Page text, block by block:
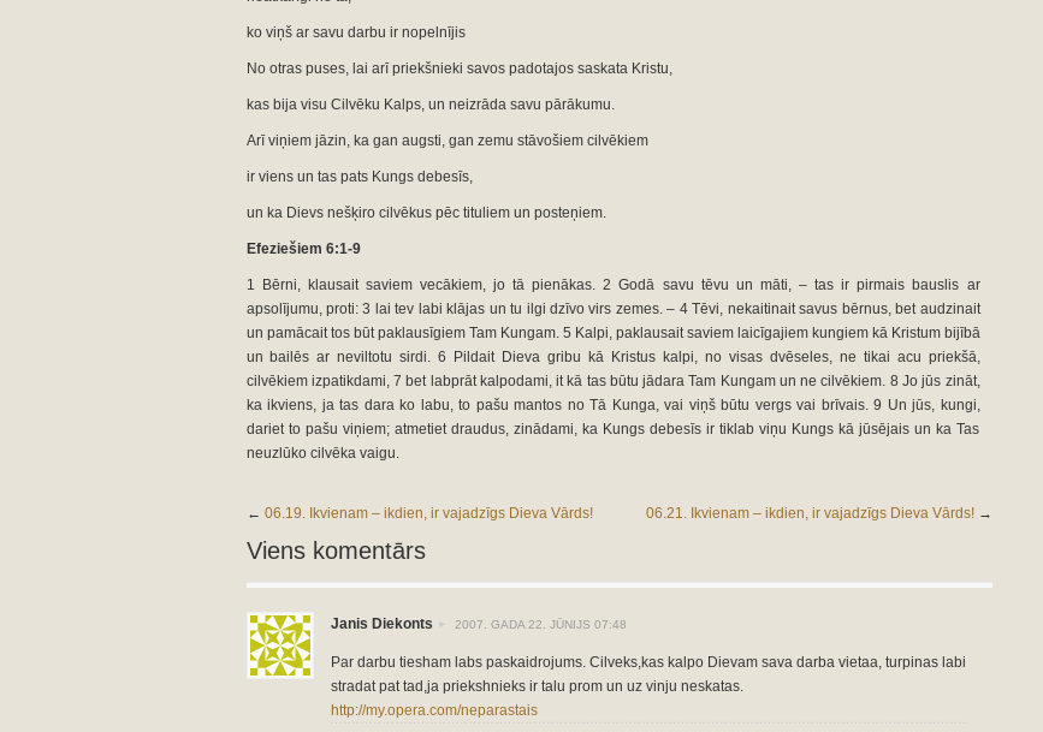
ko viņš ar savu darbu ir nopelnījis
No otras puses, lai arī priekšnieki savos padotajos saskata Kristu,
kas bija visu Cilvēku Kalps, un neizrāda savu pārākumu.
Arī viņiem jāzin, ka gan augsti, gan zemu stāvošiem cilvēkiem
ir viens un tas pats Kungs debesīs,
un ka Dievs nešķiro cilvēkus pēc tituliem un posteņiem.
Efeziešiem 6:1-9
1 Bērni, klausait saviem vecākiem, jo tā pienākas. 2 Godā savu tēvu un māti, – tas ir pirmais bauslis ar
apsolījumu, proti: 3 lai tev labi klājas un tu ilgi dzīvo virs zemes. – 4 Tēvi, nekaitinait savus bērnus, bet audzinait
un pamācait tos būt paklausīgiem Tam Kungam. 5 Kalpi, paklausait saviem laicīgajiem kungiem kā Kristum bijībā
un bailēs ar neviltotu sirdi. 6 Pildait Dieva gribu kā Kristus kalpi, no visas dvēseles, ne tikai acu priekšā,
cilvēkiem izpatikdami, 7 bet labprāt kalpodami, it kā tas būtu jādara Tam Kungam un ne cilvēkiem. 8 Jo jūs zināt,
ka ikviens, ja tas dara ko labu, to pašu mantos no Tā Kunga, vai viņš būtu vergs vai brīvais. 9 Un jūs, kungi,
dariet to pašu viņiem; atmetiet draudus, zinādami, ka Kungs debesīs ir tiklab viņu Kungs kā jūsējais un ka Tas
neuzlūko cilvēka vaigu.
← 06.19. Ikvienam – ikdien, ir vajadzīgs Dieva Vārds! 06.21. Ikvienam – ikdien, ir vajadzīgs Dieva Vārds!→
Viens komentārs
Janis Diekonts 2007. GADA 22. JŪNIJS 07:48
Par darbu tiesham labs paskaidrojums. Cilveks,kas kalpo Dievam sava darba vietaa, turpinas labi
stradat pat tad,ja priekshnieks ir talu prom un uz vinju neskatas.
http://my.opera.com/neparastais